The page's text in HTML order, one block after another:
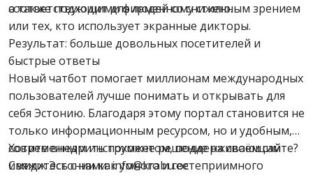
соответствующими фирменному стилю.
а также подходит для людей со сниженным зрением
или тех, кто использует экранные дикторы.
Результат: больше довольных посетителей и
быстрые ответы
Новый чатбот помогает миллионам международных
пользователей лучше понимать и открывать для
себя Эстонию. Благодаря этому портал становится не
только информационным ресурсом, но и удобным,
современным инструментом, поддерживающим
имидж Эстонии как умного и гостеприимного
Хотите внедрить похожее решение на своём сайте?
Свяжитесь с нами: info@krabu.ee